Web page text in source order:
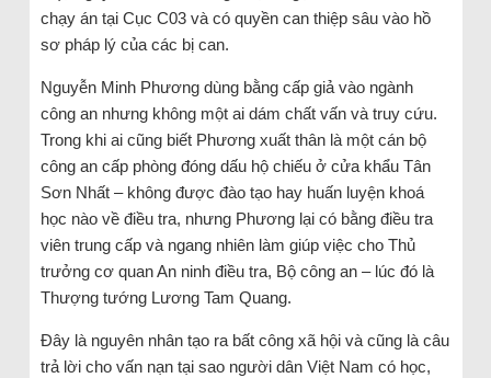
chạy án tại Cục C03 và có quyền can thiệp sâu vào hồ
sơ pháp lý của các bị can.
Nguyễn Minh Phương dùng bằng cấp giả vào ngành
công an nhưng không một ai dám chất vấn và truy cứu.
Trong khi ai cũng biết Phương xuất thân là một cán bộ
công an cấp phòng đóng dấu hộ chiếu ở cửa khẩu Tân
Sơn Nhất – không được đào tạo hay huấn luyện khoá
học nào về điều tra, nhưng Phương lại có bằng điều tra
viên trung cấp và ngang nhiên làm giúp việc cho Thủ
trưởng cơ quan An ninh điều tra, Bộ công an – lúc đó là
Thượng tướng Lương Tam Quang.
Đây là nguyên nhân tạo ra bất công xã hội và cũng là câu
trả lời cho vấn nạn tại sao người dân Việt Nam có học,